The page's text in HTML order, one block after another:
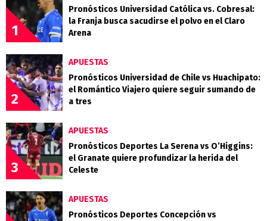
1
Pronósticos Universidad Católica vs. Cobresal:
la Franja busca sacudirse el polvo en el Claro
Arena
2
APUESTAS
Pronósticos Universidad de Chile vs Huachipato:
el Romántico Viajero quiere seguir sumando de
a tres
3
APUESTAS
Pronósticos Deportes La Serena vs O’Higgins:
el Granate quiere profundizar la herida del
Celeste
APUESTAS
Pronósticos Deportes Concepción vs